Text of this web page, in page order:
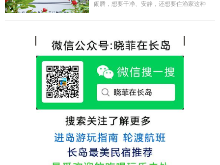
包子非常好吃。 其实长岛可选的酒店、民宿
各不相同，可以根据自己的喜好选择。非常
热情，能根据我提出的需求来安排房间，这
点很好。
闹腾，想要干净、安静，还想要住渔家这种
选择津岸民宿，实际体验客房很干净，饭菜
很好，每顿饭也不重样的，海鲜确实是非常
的新鲜呢，另外值得一提的是，他家的海菜
包子非常好吃。 其实长岛可选的酒店、民宿
各不相同，可以根据自己的喜好选择。非常
推荐津岸民宿，关键是老板娘晓菲很细心、
热情，能根据我提出的需求来安排房间，这
点很好。